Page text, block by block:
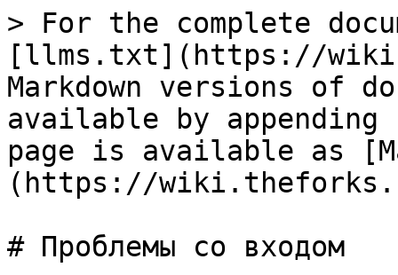
> For the complete
[llms.txt](https://
Markdown versions of
available by
page is available as
(https://
# Проблемы со входом